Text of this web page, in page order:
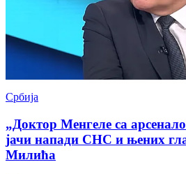
Србија
„Доктор Менгеле са
јачи напади СНС и њених
Милића